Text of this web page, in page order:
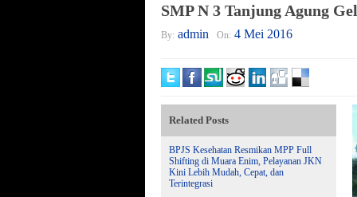
SMP N 3 Tanjung Agung
By: admin On: 4 Mei 2016
Related Posts
BPJS Kesehatan Resmikan MPP Full
Shifting di Muara Enim, Pelayanan JKN
Kini Lebih Mudah, Cepat, dan
Terintegrasi